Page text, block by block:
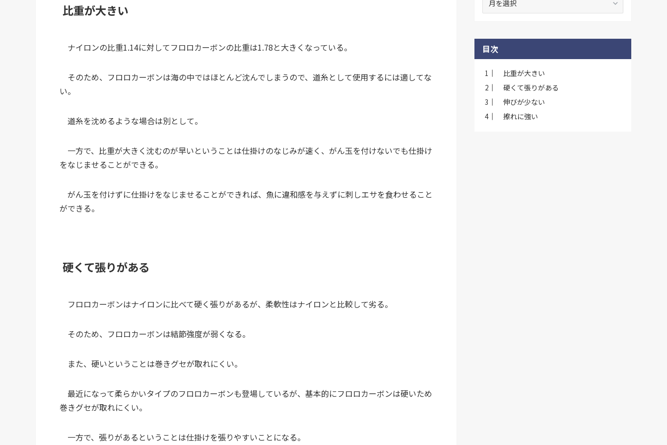
比重が大きい
ナイロンの比重1.14に対してフロロカーボンの比重は1.78と大きくなっている。
そのため、フロロカーボンは海の中ではほとんど沈んでしまうので、道糸として使用するには適してな
い。
道糸を沈めるような場合は別として。
一方で、比重が大きく沈むのが早いということは仕掛けのなじみが速く、がん玉を付けないでも仕掛け
をなじませることができる。
がん玉を付けずに仕掛けをなじませることができれば、魚に違和感を与えずに刺しエサを食わせること
ができる。
硬くて張りがある
フロロカーボンはナイロンに比べて硬く張りがあるが、柔軟性はナイロンと比較して劣る。
そのため、フロロカーボンは結節強度が弱くなる。
また、硬いということは巻きグセが取れにくい。
最近になって柔らかいタイプのフロロカーボンも登場しているが、基本的にフロロカーボンは硬いため
巻きグセが取れにくい。
一方で、張りがあるということは仕掛けを張りやすいことになる。
一
覧
目次
比重が大きい
硬くて張りがある
伸びが少ない
擦れに強い